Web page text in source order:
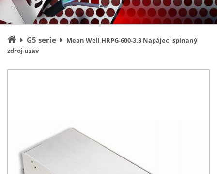
Úvodní
stránka
G5 serie
Mean Well HRPG-600-3.3 Napájecí spínaný
zdroj uzav